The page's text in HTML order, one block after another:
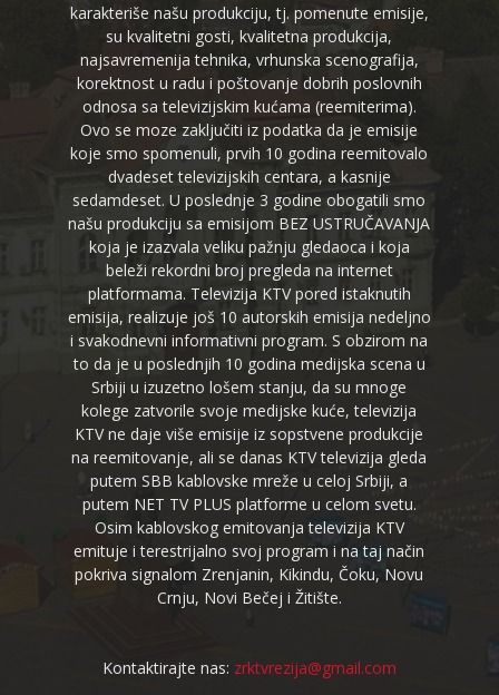
karakteriše našu produkciju, tj. pomenute emisije,
su kvalitetni gosti, kvalitetna produkcija,
najsavremenija tehnika, vrhunska scenografija,
korektnost u radu i poštovanje dobrih poslovnih
odnosa sa televizijskim kućama (reemiterima).
Ovo se moze zaključiti iz podatka da je emisije
koje smo spomenuli, prvih 10 godina reemitovalo
dvadeset televizijskih centara, a kasnije
sedamdeset. U poslednje 3 godine obogatili smo
našu produkciju sa emisijom BEZ USTRUČAVANJA
koja je izazvala veliku pažnju gledaoca i koja
beleži rekordni broj pregleda na internet
platformama. Televizija KTV pored istaknutih
emisija, realizuje još 10 autorskih emisija nedeljno
i svakodnevni informativni program. S obzirom na
to da je u poslednjih 10 godina medijska scena u
Srbiji u izuzetno lošem stanju, da su mnoge
kolege zatvorile svoje medijske kuće, televizija
KTV ne daje više emisije iz sopstvene produkcije
na reemitovanje, ali se danas KTV televizija gleda
putem SBB kablovske mreže u celoj Srbiji, a
putem NET TV PLUS platforme u celom svetu.
Osim kablovskog emitovanja televizija KTV
emituje i terestrijalno svoj program i na taj način
pokriva signalom Zrenjanin, Kikindu, Čoku, Novu
Crnju, Novi Bečej i Žitište.
Kontaktirajte nas: zrktvrezija@gmail.com